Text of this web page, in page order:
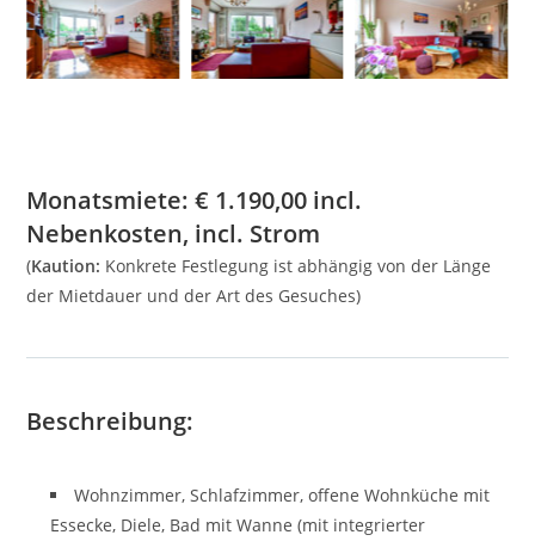
Monatsmiete:€ 1.190,00 incl.
Nebenkosten, incl. Strom
(Kaution: Konkrete Festlegung ist abhängig von der Länge
der Mietdauer und der Art des Gesuches)
Beschreibung:
Wohnzimmer, Schlafzimmer, offene Wohnküche mit
Essecke, Diele, Bad mit Wanne (mit integrierter